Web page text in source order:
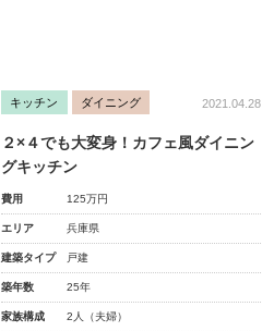
キッチン ダイニング 2021.04.28
２×４でも大変身！カフェ風ダイニン
グキッチン
費用 125万円
エリア 兵庫県
建築タイプ 戸建
築年数 25年
家族構成 2人（夫婦）